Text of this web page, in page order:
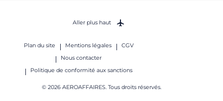
Plan du site Mentions légales
CGV
Nous contacter
Politique de conformité aux sanctions
© 2026 AEROAFFAIRES. Tous droits réservés.
Aller plus haut